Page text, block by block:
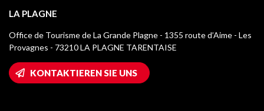
Kurtaxe
Mediathek
Logos La Plagne
Wifi-Zugang
Haus der Eigentümer
Montchavin - Les Coches
Champagny-en-Vanoise
Plagne 1800
LA PLAGNE
Office de Tourisme de La Grande Plagne - 1355 route d’Aime - Les
Provagnes - 73210 LA PLAGNE TARENTAISE
KONTAKTIEREN SIE UNS